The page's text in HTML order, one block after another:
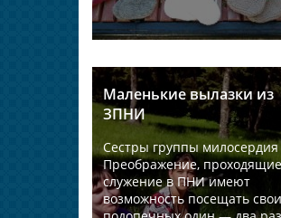
Маленькие вылазки из
ЗПНИ
Сестры группы милосердия
Преображение, проходящие
служение в ПНИ имеют
возможность посещать